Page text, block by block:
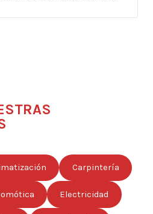
Carpintería
Electricidad